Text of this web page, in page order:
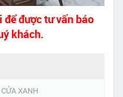
được tư vấn báo
khách.
XANH